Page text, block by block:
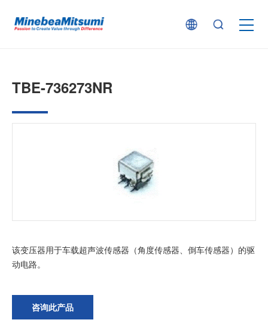
新闻
企业信息
加入我们
TBE-736273NR
该变压器用于车载超声波传感器（角度传感器、倒车传感器）的驱
动电路。
咨询此产品